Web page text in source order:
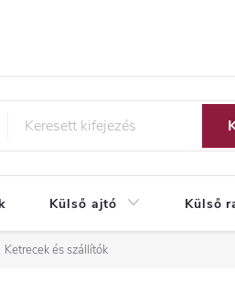
Külső ajtó Külső
Ketrecek és szállítók